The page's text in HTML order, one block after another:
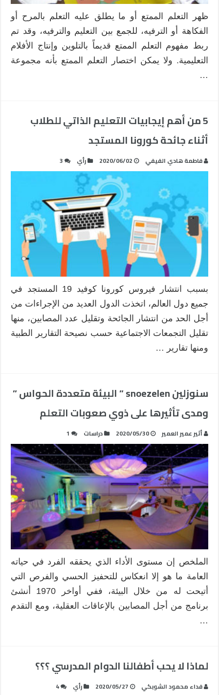
ظهر التعلم الممتع أو ما يطلق عليه التعلم بالمرح أو
الفكاهة أو الترفيه، للجمع بين التعليم والترفيه، وقد تم
ربط مفهوم التعلم الممتع قديماً بالتلوين وإنتاج الأفلام
التعليمية. ولا يمكن اختصار التعلم الممتع بأنه مجموعة
…
5 من أهم إيجابيات التعليم الذاتي للطلاب
أثناء جائحة كورونا المستجد
فاطمة هادي الفيفي 2020/06/02 رأي 3
بسبب انتشار فيروس كورونا كوفيد 19 المستجد في
جميع دول العالم، اتخذت الدول العديد من الإجراءات من
أجل الحد من انتشار الجائحة وتقليل عدد المصابين، منها
تقليل التجمعات الاجتماعية حسب نصيحة التقارير الطبية
ومنها تقارير …
سنوزلين snoezelen ” البيئة متعددة الحواس ”
ومدى تأثيرها على ذوي صعوبات التعلم
أثير عمير العمير 2020/05/30 دراسات 1
الملخص إن مستوى الأداء الذي يحققه الفرد في حياته
العامة ما هو إلا انعكاس للتحفيز الحسي والفرص التي
أتيحت له من خلال البيئة، ففي أواخر 1970 أنشئ
برنامج من أجل المصابين بالإعاقات العقلية، ومع التقدم
…
لماذا لا يحب أطفالنا الدوام المدرسي ؟؟؟
فداء محمود الشوبكي 2020/05/27 رأي 4